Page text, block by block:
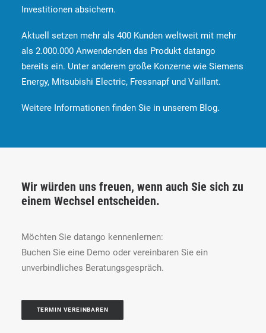
Investitionen absichern.
Aktuell setzen mehr als 400 Kunden weltweit mit mehr
als 2.000.000 Anwendenden das Produkt datango
bereits ein. Unter anderem große Konzerne wie Siemens
Energy, Mitsubishi Electric, Fressnapf und Vaillant.
Weitere Informationen finden Sie in unserem Blog.
Wir würden uns freuen, wenn auch Sie sich zu
einem Wechsel entscheiden.
Möchten Sie datango kennenlernen:
Buchen Sie eine Demo oder vereinbaren Sie ein
unverbindliches Beratungsgespräch.
TERMIN VEREINBAREN